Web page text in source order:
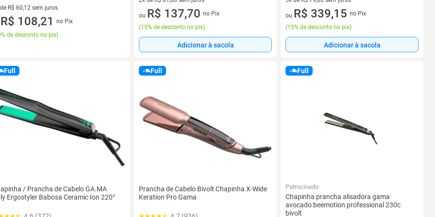
R$ 60,12 sem juros
de R$ 60,12 sem juros
R$ 108,21
no Pix
de desconto no pix)
2 vez de R$ 81,00 sem juros
ou R$ 137,70 no Pix
(15% de desconto no pix)
Adicionar à sacola
5 vez de R$ 79,80 sem juros
ou R$ 339,15 no Pix
(15% de desconto no pix)
Adicionar à sacola
Full
/ Prancha de Cabelo GA.MA
Ergostyler Babosa Ceramic Ion 220°
Full
Prancha de Cabelo Bivolt Chapinha X-Wide
Keration Pro Gama
Full
Patrocinado
Chapinha prancha alisadora gama
avocado beemotion professional 230c
bivolt